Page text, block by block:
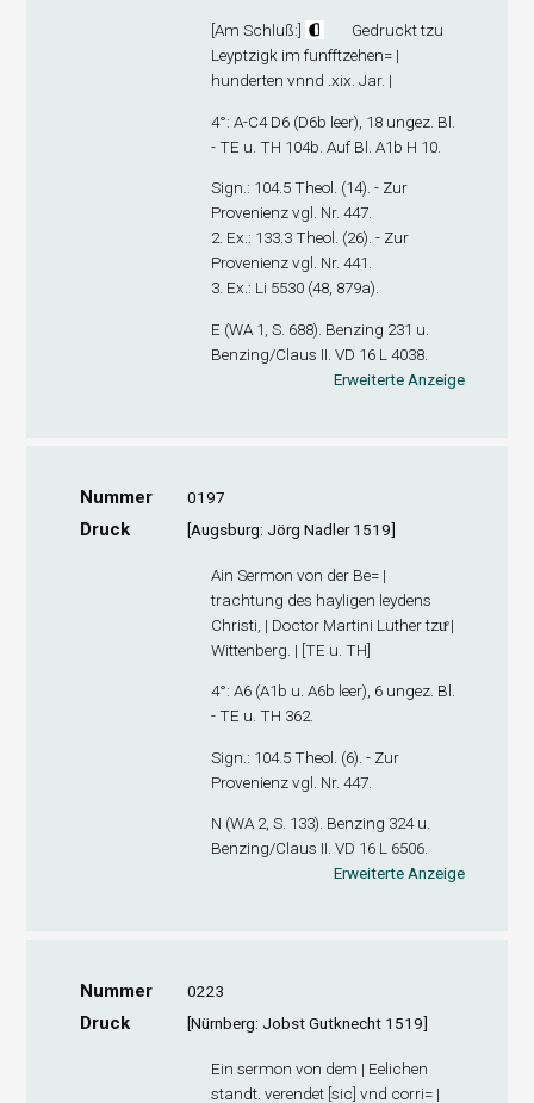
[Am Schluß:]
Gedruckt tzu
Leyptzigk im funfftzehen= |
hunderten vnnd .xix. Jar. |
4°: A-C4D6 (D6b leer), 18 ungez. Bl.
- TE u. TH 104b. Auf Bl. A1b H 10.
Sign.: 104.5 Theol. (14). - Zur
Provenienz vgl. Nr. 447.
2. Ex.: 133.3 Theol. (26). - Zur
Provenienz vgl. Nr. 441.
3. Ex.: Li 5530 (48, 879a).
E (WA 1, S. 688). Benzing 231 u.
Benzing/Claus II. VD 16 L 4038.
Erweiterte Anzeige
Nummer 0197
Druck [Augsburg: Jörg Nadler 1519]
Ain Sermon von der Be= |
trachtung des hayligen leydens
Christi, | Doctor Martini Luther tzuͤ |
Wittenberg. | [TE u. TH]
4°: A6 (A1b u. A6b leer), 6 ungez. Bl.
- TE u. TH 362.
Sign .: 104.5 Theol. (6). - Zur
Provenienz vgl. Nr. 447.
N (WA 2, S. 133). Benzing 324 u.
Benzing/Claus II. VD 16 L 6506.
Erweiterte Anzeige
Nummer 0223
Druck [Nürnberg: Jobst Gutknecht 1519]
Ein sermon von dem | Eelichen
standt. verendet [sic] vnd corri= |